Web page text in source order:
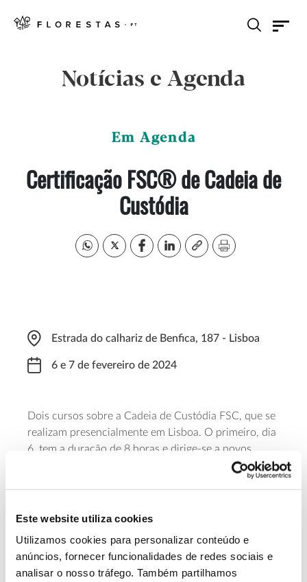
Este website utiliza cookies
Utilizamos cookies para personalizar conteúdo e
anúncios, fornecer funcionalidades de redes sociais e
analisar o nosso tráfego. Também partilhamos
Notícias e Agenda
Em Agenda
Certificação FSC®️ de Cadeia de
Custódia
Estrada do calhariz de Benfica, 187 - Lisboa
6 e 7 de fevereiro de 2024
Dois cursos sobre a Cadeia de Custódia FSC, que se
realizam presencialmente em Lisboa. O primeiro, dia
6, tem a duração de 8 horas e dirige-se a novos
titulares ou responsáveis de organizações com este
Certificado. Dia 7, a sessão dura 4 horas e destina-se
titularidade desta certificação.
Saiba mais sobre estas formações FSC